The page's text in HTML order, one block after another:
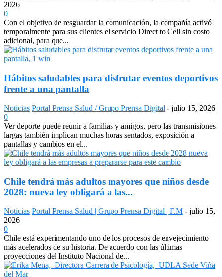
2026
0
Con el objetivo de resguardar la comunicación, la compañía activó
temporalmente para sus clientes el servicio Direct to Cell sin costo
adicional, para que...
Hábitos saludables para disfrutar eventos deportivos
frente a una pantalla
Noticias Portal Prensa Salud / Grupo Prensa Digital - julio 15, 2026
0
Ver deporte puede reunir a familias y amigos, pero las transmisiones
largas también implican muchas horas sentados, exposición a
pantallas y cambios en el...
Chile tendrá más adultos mayores que niños desde
2028: nueva ley obligará a las...
Noticias Portal Prensa Salud | Grupo Prensa Digital | F.M - julio 15,
2026
0
Chile está experimentando uno de los procesos de envejecimiento
más acelerados de su historia. De acuerdo con las últimas
proyecciones del Instituto Nacional de...